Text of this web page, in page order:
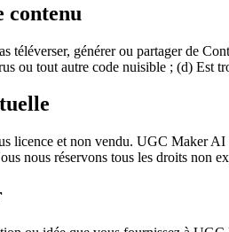
contenu
téléverser, générer ou partager de
ou tout autre code nuisible ; (d) Est
licence et non vendu. UGC Maker
nous réservons tous les droits non